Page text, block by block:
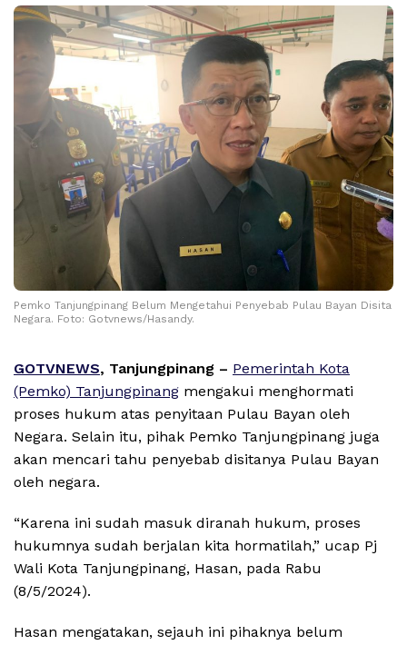
Pemko Tanjungpinang Belum Mengetahui Penyebab Pulau Bayan Disita
Negara. Foto: Gotvnews/Hasandy.
GOTVNEWS, Tanjungpinang – Pemerintah Kota
(Pemko) Tanjungpinang mengakui menghormati
proses hukum atas penyitaan Pulau Bayan oleh
Negara. Selain itu, pihak Pemko Tanjungpinang juga
akan mencari tahu penyebab disitanya Pulau Bayan
oleh negara.
“Karena ini sudah masuk diranah hukum, proses
hukumnya sudah berjalan kita hormatilah,” ucap Pj
Wali Kota Tanjungpinang, Hasan, pada Rabu
(8/5/2024).
Hasan mengatakan, sejauh ini pihaknya belum